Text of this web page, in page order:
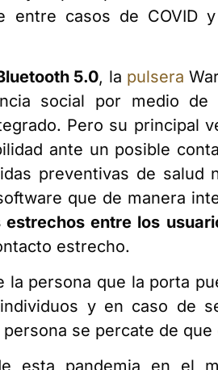
entre casos de COVID
5.0, la pulsera
social por medio de
Pero su principal
ante un posible
preventivas de salud
que de manera
entre los
estrecho.
persona que la porta
y en caso de
se percate de